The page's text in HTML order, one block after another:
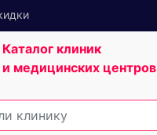
Каталог клиник
и медицинских центров